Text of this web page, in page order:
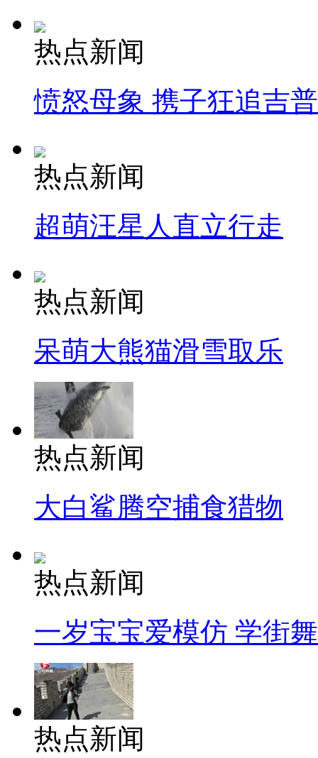
热点新闻
愤怒母象 携子狂追吉
热点新闻
超萌汪星人直立行走
热点新闻
呆萌大熊猫滑雪取乐
热点新闻
大白鲨腾空捕食猎物
热点新闻
一岁宝宝爱模仿 学街
热点新闻